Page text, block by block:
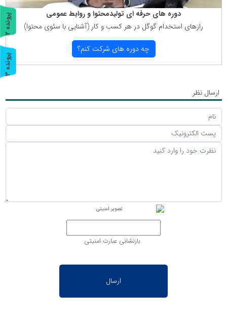
دوره های حرفه ای تولیدمحتوا و روابط عمومی
رازهای استخدام گوگل در هر كسب و كار (آشنایی با سئوی محتوا)
چه دوره های شركت كنم؟
ارسال نظر
بازنشانی عبارت امنیتی
پ
ر
و
ن
د
ه
2
پ
ر
و
ن
د
ه
3